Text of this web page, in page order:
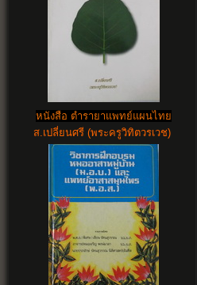
หนังสือ ตำรายาแพทย์แผนไทย
ส.เปลี่ยนศรี (พระครูวิทิตวรเวช)